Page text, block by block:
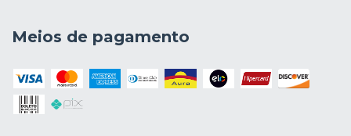
Meios de pagamento